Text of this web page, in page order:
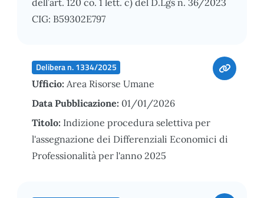
CIG: B59302E797
Delibera n. 1334/2025
Ufficio: Area Risorse Umane
Data Pubblicazione: 01/01/2026
Titolo: Indizione procedura selettiva per
l'assegnazione dei Differenziali Economici di
Professionalità per l'anno 2025